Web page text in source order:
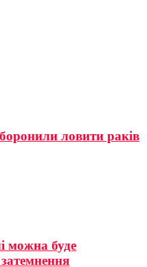
ловити раків
можна буде